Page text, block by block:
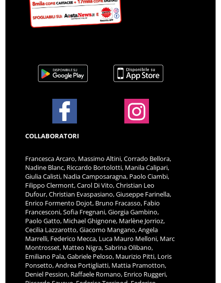
COLLABORATORI
Francesca Arcaro, Massimo Altini, Corrado Bellora,
Nadine Blanc, Riccardo Bortolotti, Manila Calipari,
Giulia Calisti, Nadia Camposaragna, Paolo Ciambi,
Filippo Clermont, Carol Di Vito, Christian Leo
Dufour, Christian Evaspasiano, Giuseppe Farinella,
Enrico Formento Dojot, Bruno Fracasso, Fabio
Francesconi, Sofia Fregnani, Giorgia Gambino,
Paolo Gatto, Michael Ghignone, Marlène Jorrioz,
Cecilia Lazzarotto, Giacomo Mangano, Angela
Marrelli, Federico Mecca, Luca Mauro Melloni, Marc
Montrosset, Matteo Nigra, Sabrina Olibano,
Emiliano Pala, Gabriele Peloso, Maurizio Pitti, Loris
Ponsetto, Andrea Portigliatti, Mattia Pramotton,
Deniel Pession, Raffaele Romano, Enrico Ruggeri,